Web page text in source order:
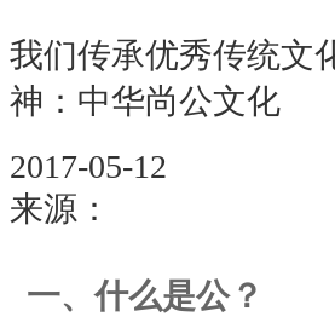
我们传承优秀传统文
神：中华尚公文化
2017-05-12
来源：
一、什么是公？